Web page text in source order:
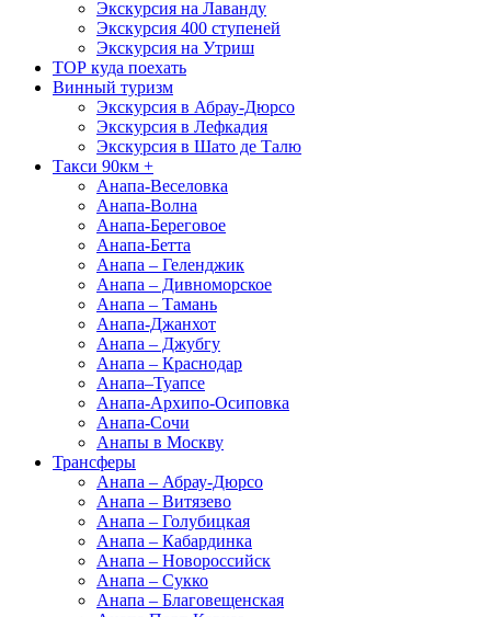
Экскурсия на Лаванду
Экскурсия 400 ступеней
Экскурсия на Утриш
ТОР куда поехать
Винный туризм
Экскурсия в Абрау-Дюрсо
Экскурсия в Лефкадия
Экскурсия в Шато де Талю
Такси 90км +
Анапа-Веселовка
Анапа-Волна
Анапа-Береговое
Анапа-Бетта
Анапа – Геленджик
Анапа – Дивноморское
Анапа – Тамань
Анапа-Джанхот
Анапа – Джубгу
Анапа – Краснодар
Анапа–Туапсе
Анапа-Архипо-Осиповка
Анапа-Сочи
Анапы в Москву
Трансферы
Анапа – Абрау-Дюрсо
Анапа – Витязево
Анапа – Голубицкая
Анапа – Кабардинка
Анапа – Новороссийск
Анапа – Сукко
Анапа – Благовещенская